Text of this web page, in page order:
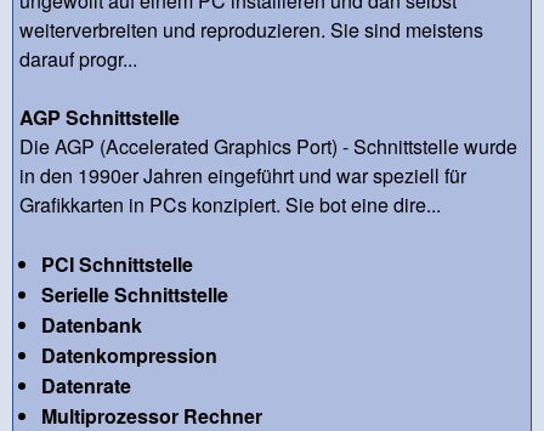
weiterverbreiten und reproduzieren. Sie sind meistens
darauf progr...
AGP Schnittstelle
Die AGP (Accelerated Graphics Port) - Schnittstelle wurde
in den 1990er Jahren eingeführt und war speziell für
Grafikkarten in PCs konzipiert. Sie bot eine dire...
PCI Schnittstelle
Serielle Schnittstelle
Datenbank
Datenkompression
Datenrate
Multiprozessor Rechner